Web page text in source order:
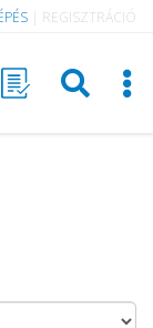
REGISZTRÁCIÓ